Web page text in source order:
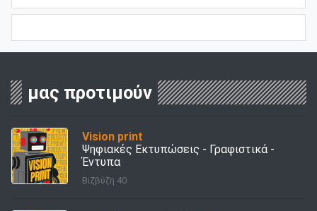
μας προτιμούν
Vision print
Ψηφιακές Εκτυπώσεις - Γραφιστικά -
Έντυπα
Βιζβύζη 40